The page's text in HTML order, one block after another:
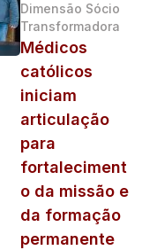
Dimensão Sócio
Transformadora
Médicos
católicos
iniciam
articulação
para
fortaleciment
o da missão e
da formação
permanente